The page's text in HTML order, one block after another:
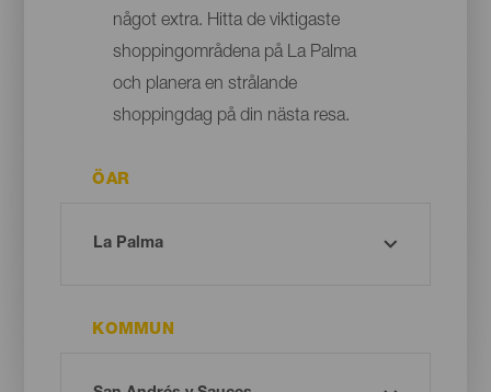
något extra. Hitta de viktigaste
shoppingområdena på La Palma
och planera en strålande
shoppingdag på din nästa resa.
ÖAR
KOMMUN